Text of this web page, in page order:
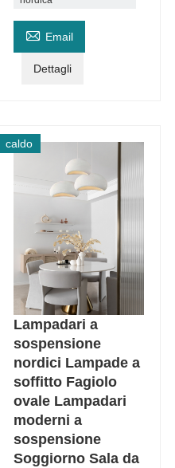
 Email
Dettagli
caldo
Lampadari a
sospensione
nordici Lampade a
soffitto Fagiolo
ovale Lampadari
moderni a
sospensione
Soggiorno Sala da